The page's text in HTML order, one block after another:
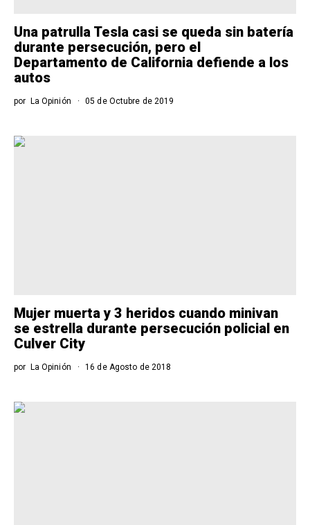
Una patrulla Tesla casi se queda sin batería
durante persecución, pero el
Departamento de California defiende a los
autos
por La Opinión 05 de Octubre de 2019
Mujer muerta y 3 heridos cuando minivan
se estrella durante persecución policial en
Culver City
por La Opinión 16 de Agosto de 2018